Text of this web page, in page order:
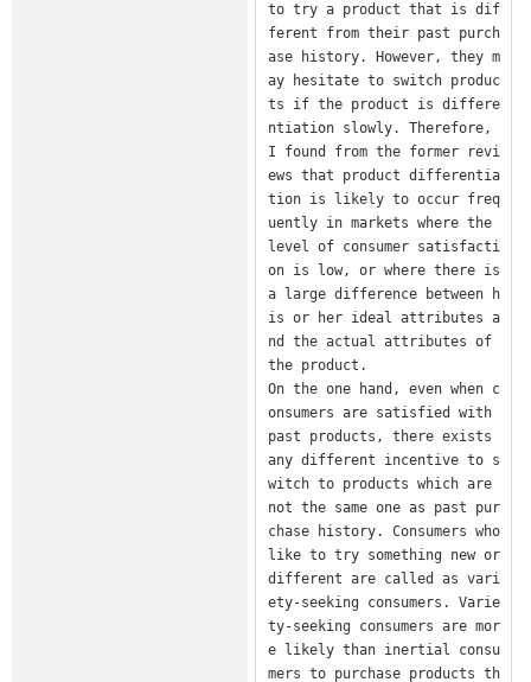
to try a product that is dif
ferent from their past purch
ase history. However, they m
ay hesitate to switch produc
ts if the product is differe
ntiation slowly. Therefore,
I found from the former revi
ews that product differentia
tion is likely to occur freq
uently in markets where the
level of consumer satisfacti
on is low, or where there is
a large difference between h
is or her ideal attributes a
nd the actual attributes of
the product.
On the one hand, even when c
onsumers are satisfied with
past products, there exists
any different incentive to s
witch to products which are
not the same one as past pur
chase history. Consumers who
like to try something new or
different are called as vari
ety-seeking consumers. Varie
ty-seeking consumers are mor
e likely than inertial consu
mers to purchase products th